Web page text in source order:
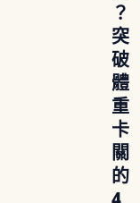
？
突
破
體
重
卡
關
的